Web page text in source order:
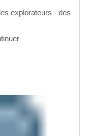
explorateurs - des